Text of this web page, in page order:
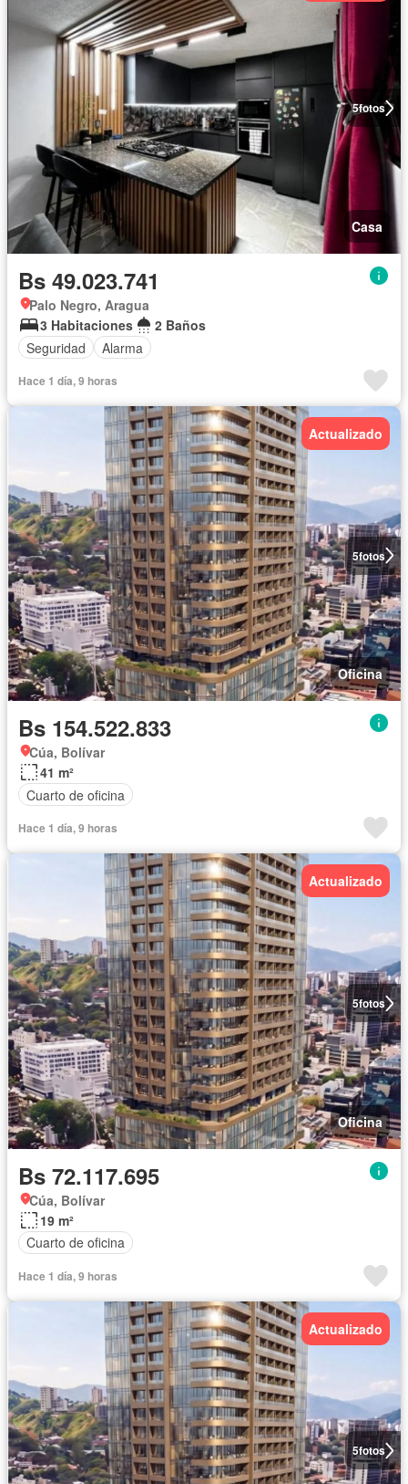
5fotos
Casa
Bs 49.023.741
Palo Negro, Aragua
3 Habitaciones
2 Baños
Seguridad
Alarma
Hace 1 día, 9 horas
5fotos
Actualizado
Oficina
Bs 154.522.833
Cúa, Bolívar
41 m²
Cuarto de oficina
Hace 1 día, 9 horas
5fotos
Actualizado
Oficina
Bs 72.117.695
Cúa, Bolívar
19 m²
Cuarto de oficina
Hace 1 día, 9 horas
5fotos
Actualizado